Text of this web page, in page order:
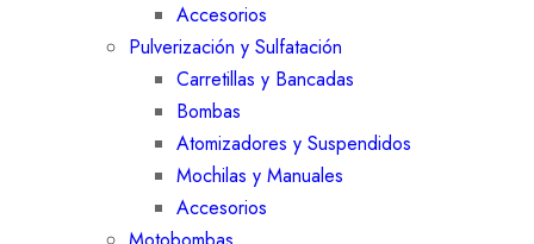
Accesorios
Pulverización y Sulfatación
Carretillas y Bancadas
Bombas
Atomizadores y Suspendidos
Mochilas y Manuales
Accesorios